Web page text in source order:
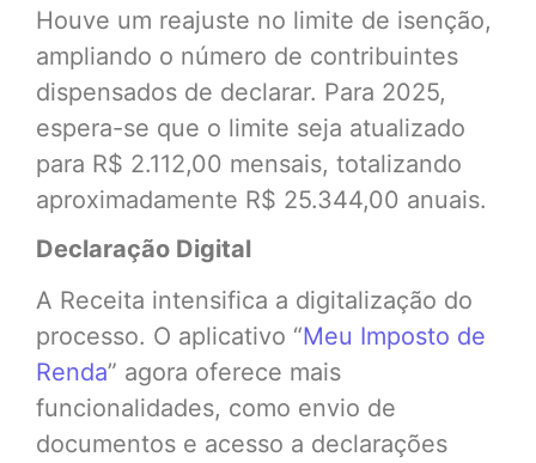
Houve um reajuste no limite de isenção,
ampliando o número de contribuintes
dispensados de declarar. Para 2025,
espera-se que o limite seja atualizado
para R$ 2.112,00 mensais, totalizando
aproximadamente R$ 25.344,00 anuais.
Declaração Digital
A Receita intensifica a digitalização do
processo. O aplicativo “Meu Imposto de
Renda” agora oferece mais
funcionalidades, como envio de
documentos e acesso a declarações